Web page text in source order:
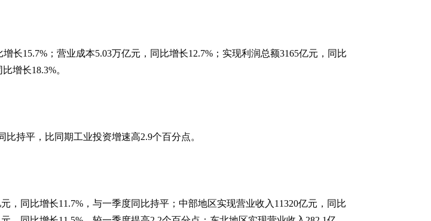
长15.7%；营业成本5.03万亿元，同比增长12.7%；实现利润总额3165亿元，同比
增长18.3%。
持平，比同期工业投资增速高2.9个百分点。
，同比增长11.7%，与一季度同比持平；中部地区实现营业收入11320亿元，同比